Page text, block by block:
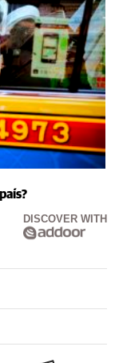
DISCOVER WITH